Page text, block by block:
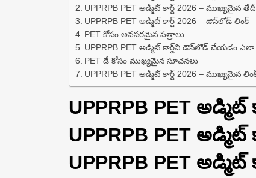
UPPRPB PET అడ్మిట్ కార్డ్ 2026 – ముఖ్యమైన
UPPRPB PET అడ్మిట్ కార్డ్ 2026 – డౌన్‌లోడ్ లింక్
PET కోసం అవసరమైన పత్రాలు
UPPRPB PET అడ్మిట్ కార్డ్‌ని డౌన్‌లోడ్ చేయడం ఎలా
PET డే కోసం ముఖ్యమైన సూచనలు
UPPRPB PET అడ్మిట్ కార్డ్ 2026 – ముఖ్యమైన
UPPRPB PET
UPPRPB PET
UPPRPB PET